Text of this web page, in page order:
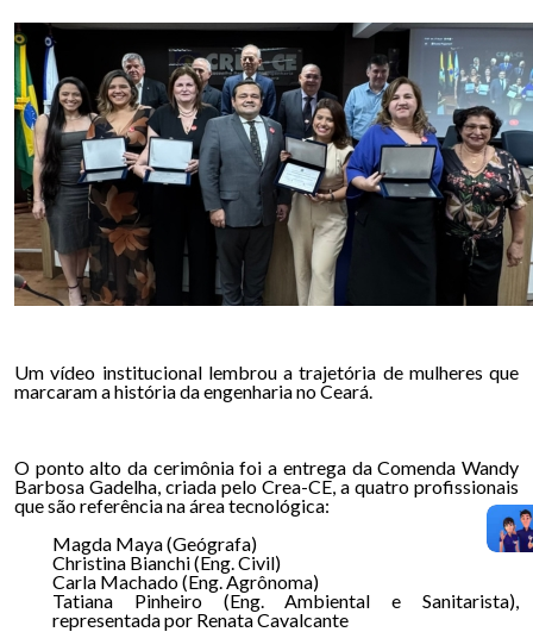
Um vídeo institucional lembrou a trajetória de mulheres que
marcaram a história da engenharia no Ceará.
O ponto alto da cerimônia foi a entrega da Comenda Wandy
Barbosa Gadelha, criada pelo Crea-CE, a quatro profissionais
que são referência na área tecnológica:
Magda Maya (Geógrafa)
Christina Bianchi (Eng. Civil)
Carla Machado (Eng. Agrônoma)
Tatiana Pinheiro (Eng. Ambiental e Sanitarista),
representada por Renata Cavalcante